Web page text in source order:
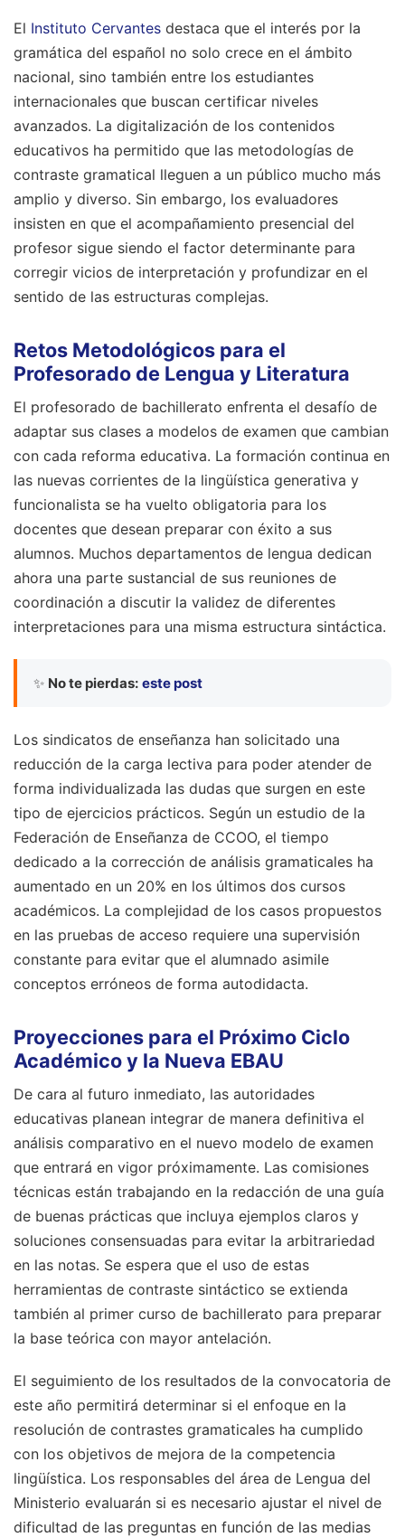
El Instituto Cervantes destaca que el interés por la
gramática del español no solo crece en el ámbito
nacional, sino también entre los estudiantes
internacionales que buscan certificar niveles
avanzados. La digitalización de los contenidos
educativos ha permitido que las metodologías de
contraste gramatical lleguen a un público mucho más
amplio y diverso. Sin embargo, los evaluadores
insisten en que el acompañamiento presencial del
profesor sigue siendo el factor determinante para
corregir vicios de interpretación y profundizar en el
sentido de las estructuras complejas.
Retos Metodológicos para el
Profesorado de Lengua y Literatura
El profesorado de bachillerato enfrenta el desafío de
adaptar sus clases a modelos de examen que cambian
con cada reforma educativa. La formación continua en
las nuevas corrientes de la lingüística generativa y
funcionalista se ha vuelto obligatoria para los
docentes que desean preparar con éxito a sus
alumnos. Muchos departamentos de lengua dedican
ahora una parte sustancial de sus reuniones de
coordinación a discutir la validez de diferentes
interpretaciones para una misma estructura sintáctica.
✨ No te pierdas: este post
Los sindicatos de enseñanza han solicitado una
reducción de la carga lectiva para poder atender de
forma individualizada las dudas que surgen en este
tipo de ejercicios prácticos. Según un estudio de la
Federación de Enseñanza de CCOO, el tiempo
dedicado a la corrección de análisis gramaticales ha
aumentado en un 20% en los últimos dos cursos
académicos. La complejidad de los casos propuestos
en las pruebas de acceso requiere una supervisión
constante para evitar que el alumnado asimile
conceptos erróneos de forma autodidacta.
Proyecciones para el Próximo Ciclo
Académico y la Nueva EBAU
De cara al futuro inmediato, las autoridades
educativas planean integrar de manera definitiva el
análisis comparativo en el nuevo modelo de examen
que entrará en vigor próximamente. Las comisiones
técnicas están trabajando en la redacción de una guía
de buenas prácticas que incluya ejemplos claros y
soluciones consensuadas para evitar la arbitrariedad
en las notas. Se espera que el uso de estas
herramientas de contraste sintáctico se extienda
también al primer curso de bachillerato para preparar
la base teórica con mayor antelación.
El seguimiento de los resultados de la convocatoria de
este año permitirá determinar si el enfoque en la
resolución de contrastes gramaticales ha cumplido
con los objetivos de mejora de la competencia
lingüística. Los responsables del área de Lengua del
Ministerio evaluarán si es necesario ajustar el nivel de
dificultad de las preguntas en función de las medias